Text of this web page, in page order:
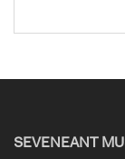
SEVENEANT